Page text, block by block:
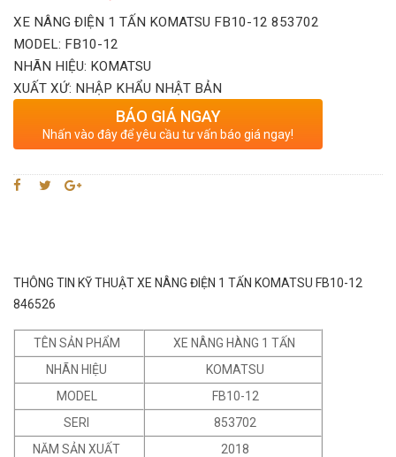
XE NÂNG ĐIỆN 1 TẤN KOMATSU FB10-12 853702
MODEL: FB10-12
NHÃN HIỆU: KOMATSU
XUẤT XỨ: NHẬP KHẨU NHẬT BẢN
BÁO GIÁ NGAY
Nhấn vào đây để yêu cầu tư vấn báo giá ngay!
THÔNG TIN KỸ THUẬT XE NÂNG ĐIỆN 1 TẤN KOMATSU FB10-12
846526
TÊN SẢN PHẨM
XE NÂNG HÀNG 1 TẤN
NHÃN HIỆU
KOMATSU
MODEL
FB10-12
SERI
853702
NĂM SẢN XUẤT
2018